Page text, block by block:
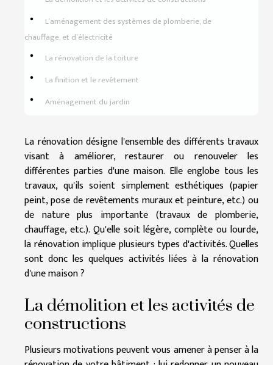
L’aménagement des systèmes de plomberie, de
chauffage, et d’électricité
La rénovation de la toiture
La finition et le revêtement
Aménagement du jardin
La rénovation désigne l'ensemble des différents travaux
visant à améliorer, restaurer ou renouveler les
différentes parties d'une maison. Elle englobe tous les
travaux, qu'ils soient simplement esthétiques (papier
peint, pose de revêtements muraux et peinture, etc.) ou
de nature plus importante (travaux de plomberie,
chauffage, etc.). Qu'elle soit légère, complète ou lourde,
la rénovation implique plusieurs types d'activités. Quelles
sont donc les quelques activités liées à la rénovation
d'une maison ?
La démolition et les activités de
constructions
Plusieurs motivations peuvent vous amener à penser à la